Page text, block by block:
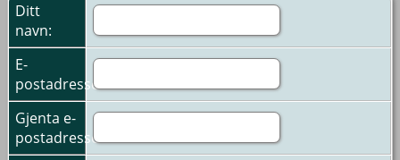
Ditt
navn:
E-
postadresse:
Gjenta e-
postadresse: